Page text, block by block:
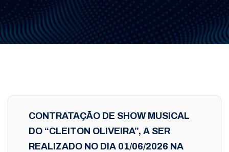
CONTRATAÇÃO DE SHOW MUSICAL
DO “CLEITON OLIVEIRA”, A SER
REALIZADO NO DIA 01/06/2026 NA